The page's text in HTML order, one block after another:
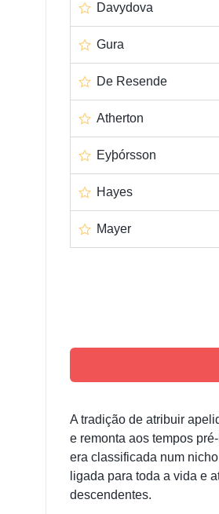
Davydova
Gura
De Resende
Atherton
Eyþórsson
Hayes
Mayer
A tradição de atribuir
e remonta aos tempos
era classificada num
ligada para toda a vida e
descendentes.